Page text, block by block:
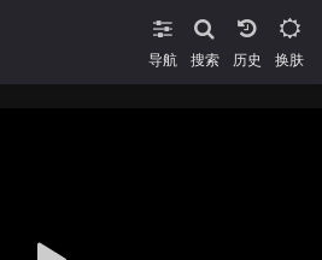
导航 搜索 换肤